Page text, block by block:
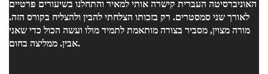
האוניברסיטה העברית קישרה אותי למאיר והתחלנו בשיעורים פרטיים
לאורך שני סמסטרים. רק בזכותו הצלחתי להבין ולהצליח בקורס הזה.
מורה מצוין, מסביר בצורה מותאמת לתמיד מולו ועשה הכול כדי שאני
אבין. ממליצה בחום.